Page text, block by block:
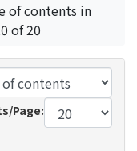
of contents in
of 20
Page: